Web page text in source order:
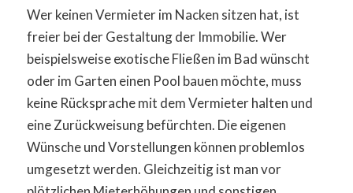
Wer keinen Vermieter im Nacken sitzen hat, ist
freier bei der Gestaltung der Immobilie. Wer
beispielsweise exotische Fließen im Bad wünscht
oder im Garten einen Pool bauen möchte, muss
keine Rücksprache mit dem Vermieter halten und
eine Zurückweisung befürchten. Die eigenen
Wünsche und Vorstellungen können problemlos
umgesetzt werden. Gleichzeitig ist man vor